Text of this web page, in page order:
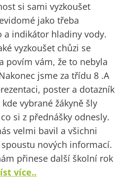
si sami vyzkoušet
jako třeba
a indikátor hladiny vody.
vyzkoušet chůzi se
povím vám, že to nebyla
jsme za třídu 8 .A
poster a dotazník
vybrané žákyně šly
si z přednášky odnesly.
velmi bavil a všichni
nových informací.
přinese další školní rok
více..